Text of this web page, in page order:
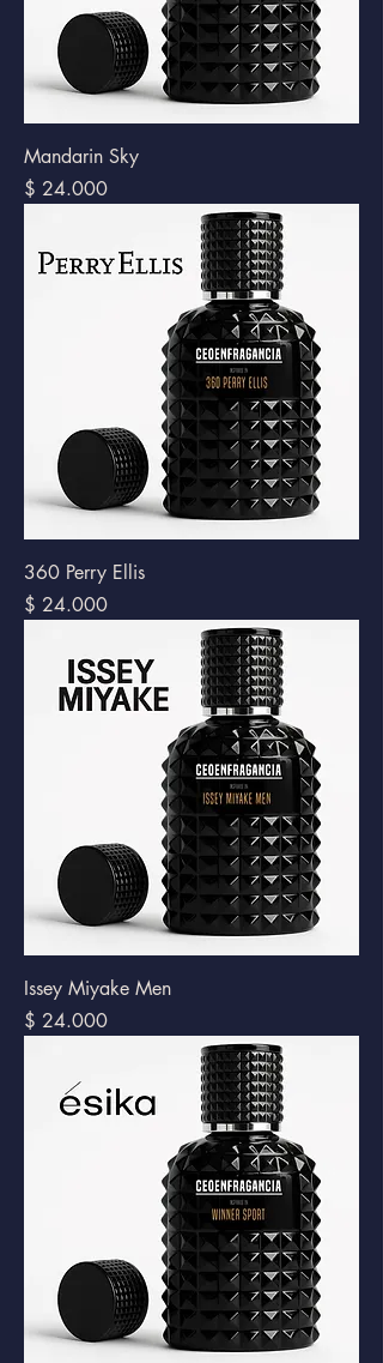
Mandarin Sky
Precio
$ 24.000
360 Perry Ellis
Precio
$ 24.000
Issey Miyake Men
Precio
$ 24.000